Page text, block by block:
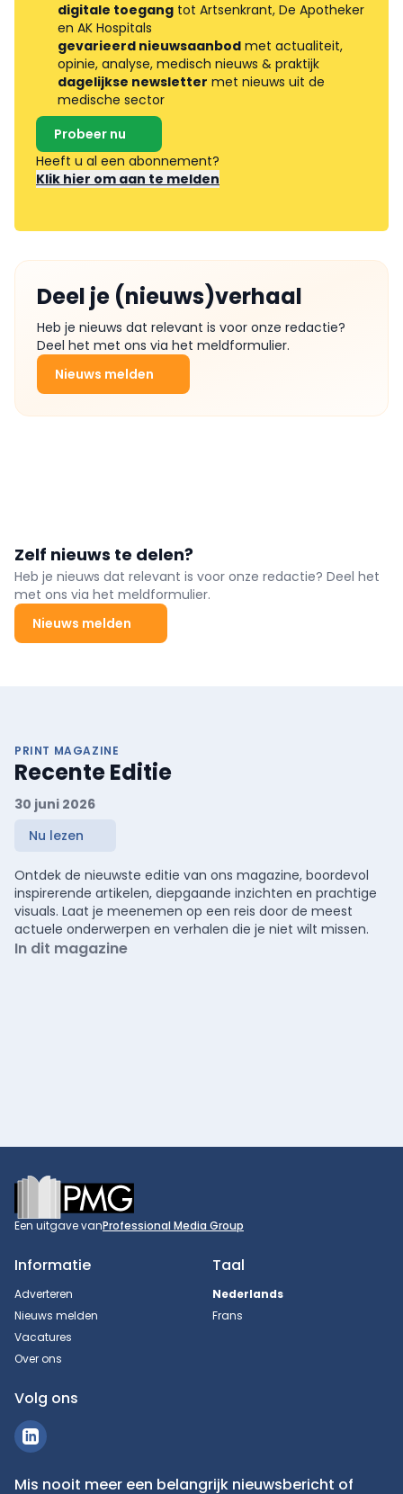
digitale toegang tot Artsenkrant, De Apotheker
en AK Hospitals
gevarieerd nieuwsaanbod met actualiteit,
opinie, analyse, medisch nieuws & praktijk
dagelijkse newsletter met nieuws uit de
medische sector
Probeer nu
Heeft u al een abonnement?
Klik hier om aan te melden
Deel je (nieuws)verhaal
Heb je nieuws dat relevant is voor onze redactie?
Deel het met ons via het meldformulier.
Nieuws melden
Zelf nieuws te delen?
Heb je nieuws dat relevant is voor onze redactie? Deel het
met ons via het meldformulier.
Nieuws melden
PRINT MAGAZINE
Recente Editie
30 juni 2026
Nu lezen
Ontdek de nieuwste editie van ons magazine, boordevol
inspirerende artikelen, diepgaande inzichten en prachtige
visuals. Laat je meenemen op een reis door de meest
actuele onderwerpen en verhalen die je niet wilt missen.
In dit magazine
Footer
Een uitgave vanProfessional Media Group
Informatie
Adverteren
Nieuws melden
Vacatures
Over ons
Taal
Nederlands
Frans
Volg ons
Mis nooit meer een belangrijk nieuwsbericht of